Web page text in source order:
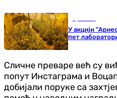
У акцији
пет
Сличне преваре већ су
попут Инстаграма и
добијали поруке са